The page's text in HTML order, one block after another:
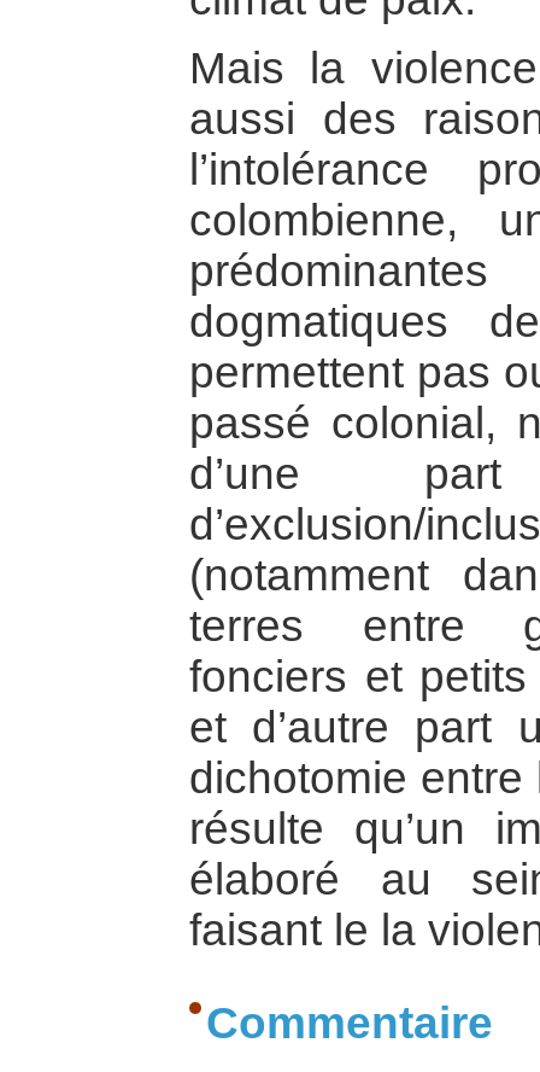
Mais la
aussi des
l’intolérance
colombienne,
dogmatiques
permettent pas
passé colonial,
d’une
d’exclusion/
(notamment
terres entre
fonciers et
et d’autre part
dichotomie
résulte qu’un
élaboré au
faisant le la
Commentaire